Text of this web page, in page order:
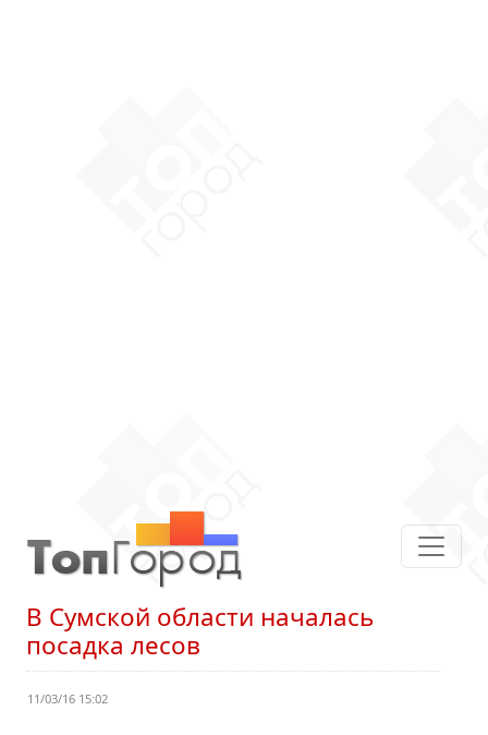
В Сумской области началась
посадка лесов
11/03/16 15:02